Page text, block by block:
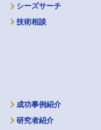
シーズサーチ
技術相談
成功事例紹介
研究者紹介